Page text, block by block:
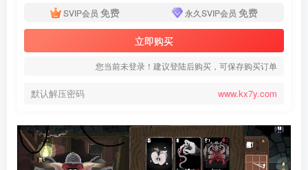
SVIP会员 免费 永久SVIP会员 免费
立即购买
您当前未登录！建议登陆后购买，可保存购买订单
默认解压密码 www.kx7y.com